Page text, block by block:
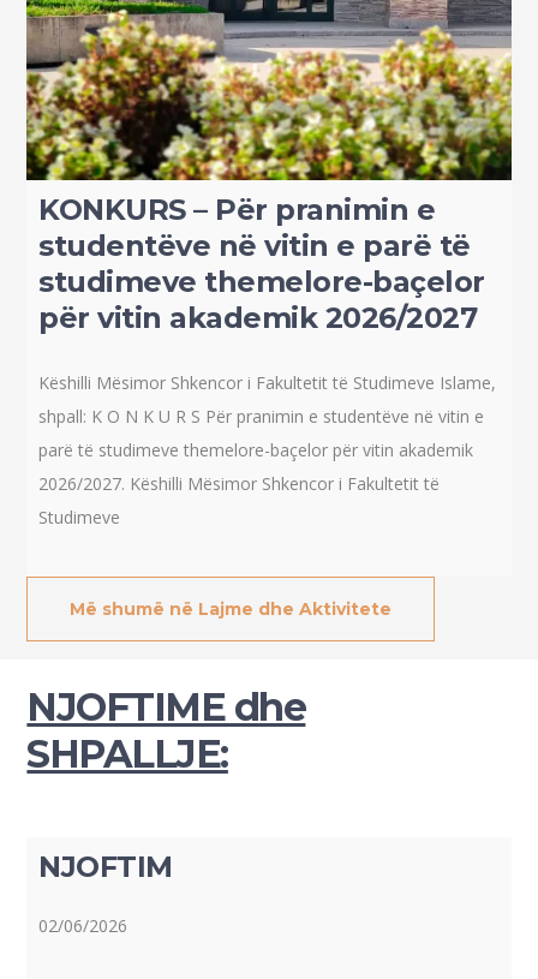
KONKURS – Për pranimin e
studentëve në vitin e parë të
studimeve themelore-baçelor
për vitin akademik 2026/2027
Këshilli Mësimor Shkencor i Fakultetit të Studimeve Islame,
shpall: K O N K U R S Për pranimin e studentëve në vitin e
parë të studimeve themelore-baçelor për vitin akademik
2026/2027. Këshilli Mësimor Shkencor i Fakultetit të
Studimeve
Më shumë në Lajme dhe Aktivitete
NJOFTIME dhe
SHPALLJE:
NJOFTIM
02/06/2026